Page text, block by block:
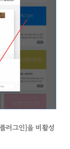
러그인]을 비활성